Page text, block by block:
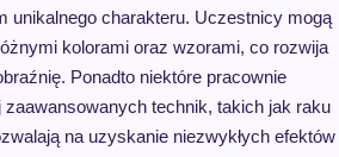
unikalnego charakteru. Uczestnicy mogą
kolorami oraz wzorami, co rozwija
Ponadto niektóre pracownie
zaawansowanych technik, takich jak raku
na uzyskanie niezwykłych efektów